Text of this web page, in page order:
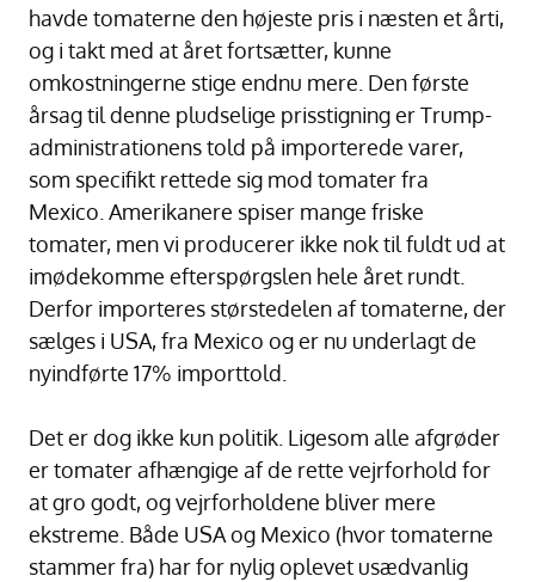
havde tomaterne den højeste pris i næsten et årti,
og i takt med at året fortsætter, kunne
omkostningerne stige endnu mere. Den første
årsag til denne pludselige prisstigning er Trump-
administrationens told på importerede varer,
som specifikt rettede sig mod tomater fra
Mexico. Amerikanere spiser mange friske
tomater, men vi producerer ikke nok til fuldt ud at
imødekomme efterspørgslen hele året rundt.
Derfor importeres størstedelen af tomaterne, der
sælges i USA, fra Mexico og er nu underlagt de
nyindførte 17% importtold.
Det er dog ikke kun politik. Ligesom alle afgrøder
er tomater afhængige af de rette vejrforhold for
at gro godt, og vejrforholdene bliver mere
ekstreme. Både USA og Mexico (hvor tomaterne
stammer fra) har for nylig oplevet usædvanlig